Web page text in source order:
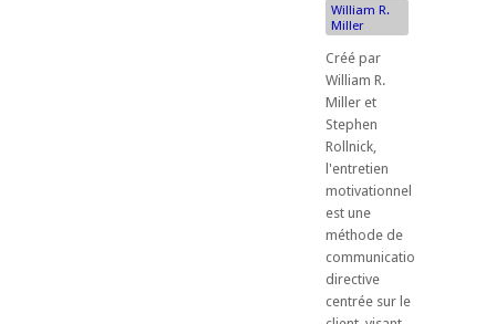
William R.
Miller
Créé par
William R.
Miller et
Stephen
Rollnick,
l'entretien
motivationnel
est une
méthode de
communication
directive
centrée sur le